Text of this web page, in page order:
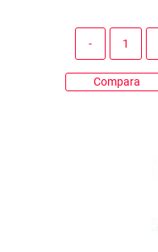
Compara